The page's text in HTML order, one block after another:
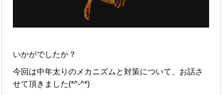
いかがでしたか？
今回は中年太りのメカニズムと対策について、お話さ
せて頂きました(*^-^*)